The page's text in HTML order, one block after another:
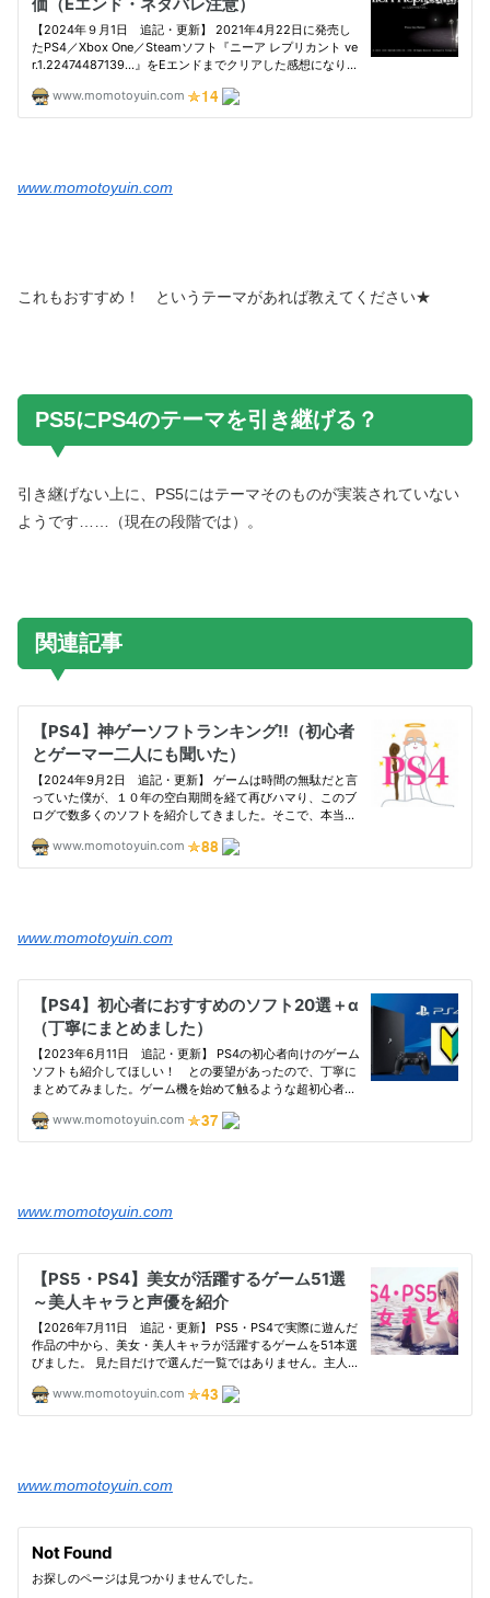
www.momotoyuin.com
これもおすすめ！ というテーマがあれば教えてください★
PS5にPS4のテーマを引き継げる？
引き継げない上に、PS5にはテーマそのものが実装されていない
ようです……（現在の段階では）。
関連記事
www.momotoyuin.com
www.momotoyuin.com
www.momotoyuin.com